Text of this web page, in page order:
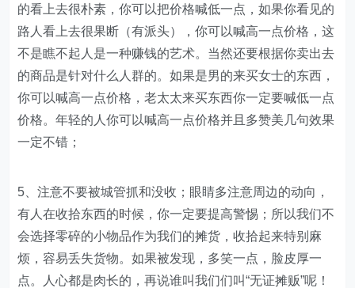
的看上去很朴素，你可以把价格喊低一点，如果你看见的
路人看上去很果断（有派头），你可以喊高一点价格，这
不是瞧不起人是一种赚钱的艺术。当然还要根据你卖出去
的商品是针对什么人群的。如果是男的来买女士的东西，
你可以喊高一点价格，老太太来买东西你一定要喊低一点
价格。年轻的人你可以喊高一点价格并且多赞美几句效果
一定不错；
5、注意不要被城管抓和没收；眼睛多注意周边的动向，
有人在收拾东西的时候，你一定要提高警惕；所以我们不
会选择零碎的小物品作为我们的摊货，收拾起来特别麻
烦，容易丢失货物。如果被发现，多笑一点，脸皮厚一
点。人心都是肉长的，再说谁叫我们们叫“无证摊贩”呢！